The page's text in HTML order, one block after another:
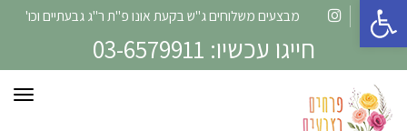
פתח סרגל נגישות
Facebook
מבצעים משלוחים ג"ש בקעת אונו פ"ת ר"ג גבעתיים וכו'
חייגו עכשיו: 03-6579911